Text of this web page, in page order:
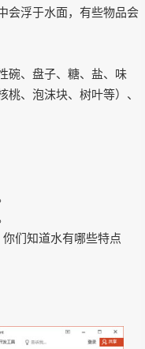
浮于水面，有些物品会
、盘子、糖、盐、味
、泡沫块、树叶等）、
们知道水有哪些特点